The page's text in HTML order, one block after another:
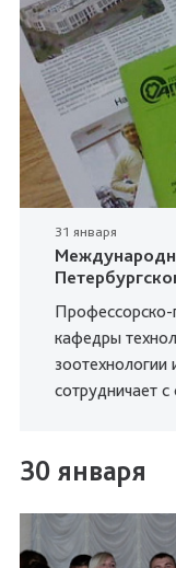
31 января
Профессорско-
кафедры
сотрудничает с
30 января